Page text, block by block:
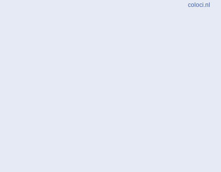
coloci.nl